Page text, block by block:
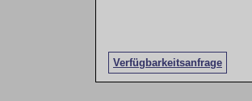
Verfügbarkeitsanfrage